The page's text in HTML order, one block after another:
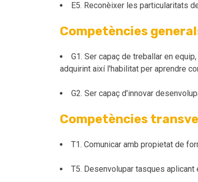
E5. Reconèixer les particularitats
Competències
G1. Ser capaç de treballar en
adquirint així l'habilitat per aprendre
G2. Ser capaç d'innovar
Competències
T1. Comunicar amb propietat de
T5. Desenvolupar tasques